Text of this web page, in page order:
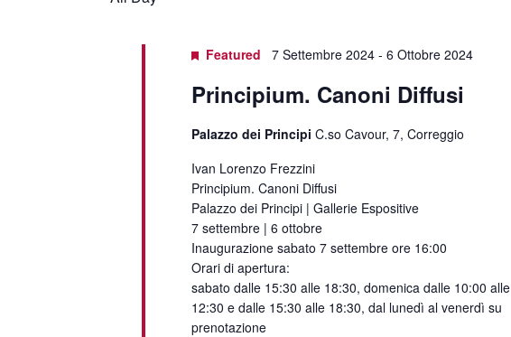
Featured 7 Settembre 2024 - 6 Ottobre 2024
Principium. Canoni Diffusi
Palazzo dei Principi C.so Cavour, 7, Correggio
Ivan Lorenzo Frezzini
Principium. Canoni Diffusi
Palazzo dei Principi | Gallerie Espositive
7 settembre | 6 ottobre
Inaugurazione sabato 7 settembre ore 16:00
Orari di apertura:
sabato dalle 15:30 alle 18:30, domenica dalle 10:00 alle
12:30 e dalle 15:30 alle 18:30, dal lunedì al venerdì su
prenotazione